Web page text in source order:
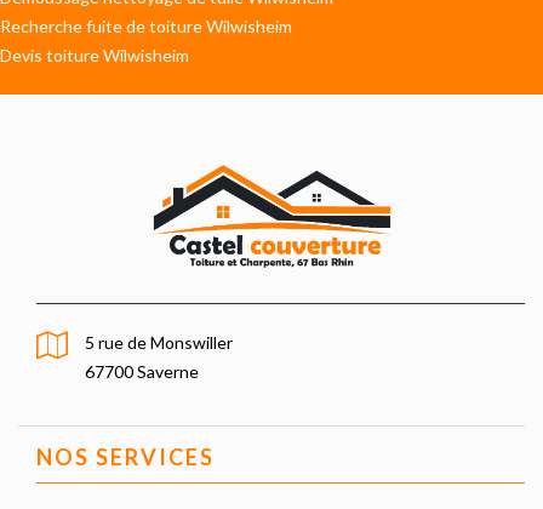
Recherche fuite de toiture Wilwisheim
Devis toiture Wilwisheim
5 rue de Monswiller
67700 Saverne
NOS SERVICES